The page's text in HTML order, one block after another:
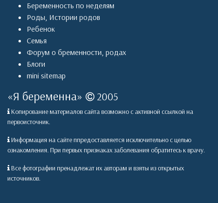
Беременность по неделям
Роды, Истории родов
Ребенок
Семья
Форум о бременности, родах
Блоги
mini sitemap
«Я беременна» 2005
Копирование материалов сайта возможно с активной ссылкой на
первоисточник.
Информация на сайте ппредоставляется исключительно с целью
ознакомления. При первых признаках заболевания обратитесь к врачу.
Все фотографии пренадлежат их авторам и взяты из открытых
источников.